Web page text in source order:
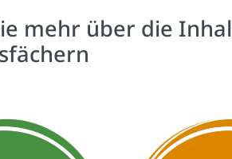
mehr über die